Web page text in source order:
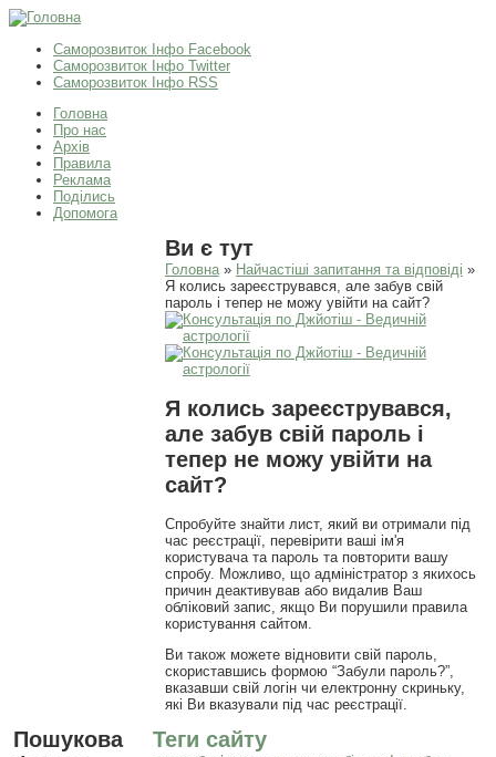
Саморозвиток Інфо Facebook
Саморозвиток Інфо Twitter
Саморозвиток Інфо RSS
Головна
Про нас
Архів
Правила
Реклама
Поділись
Допомога
Ви є тут
Головна» Найчастіші запитання та відповіді »
Я колись зареєструвався, але забув свій
пароль і тепер не можу увійти на сайт?
Я колись зареєструвався,
але забув свій пароль і
тепер не можу увійти на
сайт?
Спробуйте знайти лист, який ви отримали під
час реєстрації, перевірити ваші ім'я
користувача та пароль та повторити вашу
спробу. Можливо, що адміністратор з якихось
причин деактивував або видалив Ваш
обліковий запис, якщо Ви порушили правила
користування сайтом.
Ви також можете відновити свій пароль,
скориставшись формою “Забули пароль?”,
вказавши свій логін чи електронну скриньку,
які Ви вказували під час реєстрації.
Пошукова
Теги сайту